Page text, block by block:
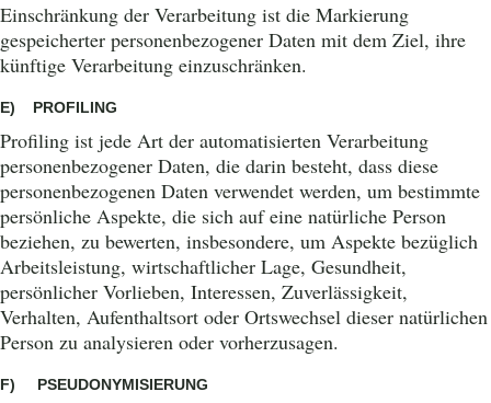
Einschränkung der Verarbeitung ist die Markierung
gespeicherter personenbezogener Daten mit dem Ziel, ihre
künftige Verarbeitung einzuschränken.
E) PROFILING
Profiling ist jede Art der automatisierten Verarbeitung
personenbezogener Daten, die darin besteht, dass diese
personenbezogenen Daten verwendet werden, um bestimmte
persönliche Aspekte, die sich auf eine natürliche Person
beziehen, zu bewerten, insbesondere, um Aspekte bezüglich
Arbeitsleistung, wirtschaftlicher Lage, Gesundheit,
persönlicher Vorlieben, Interessen, Zuverlässigkeit,
Verhalten, Aufenthaltsort oder Ortswechsel dieser natürlichen
Person zu analysieren oder vorherzusagen.
F) PSEUDONYMISIERUNG